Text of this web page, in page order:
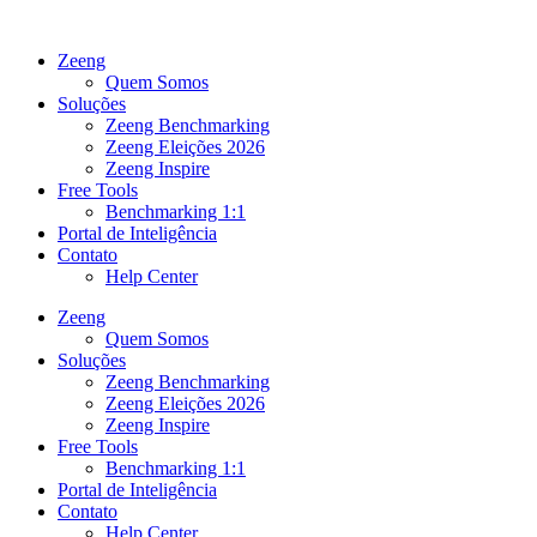
Zeeng
Quem Somos
Soluções
Zeeng Benchmarking
Zeeng Eleições 2026
Zeeng Inspire
Free Tools
Benchmarking 1:1
Portal de Inteligência
Contato
Help Center
Zeeng
Quem Somos
Soluções
Zeeng Benchmarking
Zeeng Eleições 2026
Zeeng Inspire
Free Tools
Benchmarking 1:1
Portal de Inteligência
Contato
Help Center